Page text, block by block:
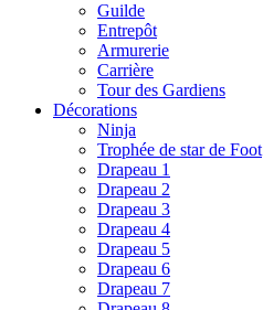
Guilde
Entrepôt
Armurerie
Carrière
Tour des Gardiens
Décorations
Ninja
Trophée de star de Foot
Drapeau 1
Drapeau 2
Drapeau 3
Drapeau 4
Drapeau 5
Drapeau 6
Drapeau 7